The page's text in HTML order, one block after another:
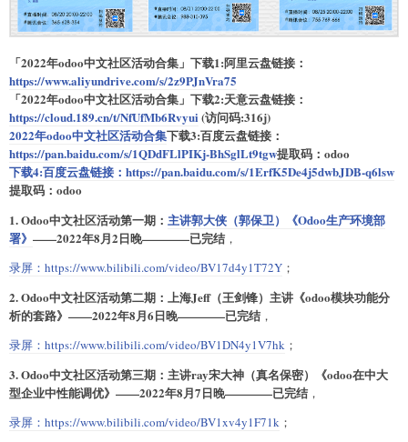
「2022年odoo中文社区活动合集」下载1:阿里云盘链接：
https://www.aliyundrive.com/s/2z9PJnVra75
「2022年odoo中文社区活动合集」下载2:天意云盘链接：
https://cloud.189.cn/t/NfUfMb6Rvyui(访问码:316j)
2022年odoo中文社区活动合集下载3:百度云盘链接：
https://pan.baidu.com/s/1QDdFLlPIKj-BhSglLt9tgw提取码：odoo
下载4:百度云盘链接： https://pan.baidu.com/s/1ErfK5De4j5dwbJDB-q6lsw
提取码：odoo
1. Odoo中文社区活动第一期： 主讲郭大侠（郭保卫）《Odoo生产环境部
署》 ——2022年8月2日晚————已完结 ，
录屏： https://www.bilibili.com/video/BV17d4y1T72Y ；
2. Odoo中文社区活动第二期：上海Jeff（王剑锋）主讲《odoo模块功能分
析的套路》——2022年8月6日晚————已完结 ，
录屏： https://www.bilibili.com/video/BV1DN4y1V7hk ；
3. Odoo中文社区活动第三期：主讲ray宋大神（真名保密）《odoo在中大
型企业中性能调优》——2022年8月7日晚————已完结 ，
录屏： https://www.bilibili.com/video/BV1xv4y1F71k ；